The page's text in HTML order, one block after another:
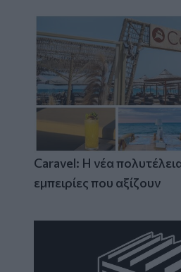
Caravel: Η νέα
εμπειρίες που αξίζουν